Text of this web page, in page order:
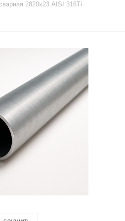
2820х23 AISI 316Ti